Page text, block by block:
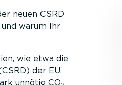
neuen CSRD
warum Ihr
wie etwa die
der EU.
unnötig CO